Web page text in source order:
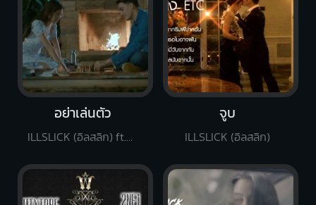
จูบ
ILLSLICK (อิลสลิก)
อย่าเล่นตัว
ILLSLICK (อิลสลิก) ft.KK